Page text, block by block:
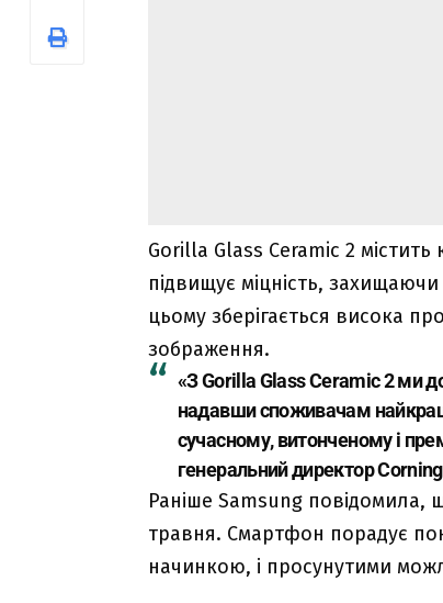
Gorilla Glass Ceramic 2
підвищує міцність,
цьому зберігається висока
зображення.
«З Gorilla Glass Ceramic 2 ми
надавши споживачам
сучасному, витонченому і
генеральний директор
Раніше Samsung повідомила,
травня. Смартфон порадує
начинкою, і просунутими